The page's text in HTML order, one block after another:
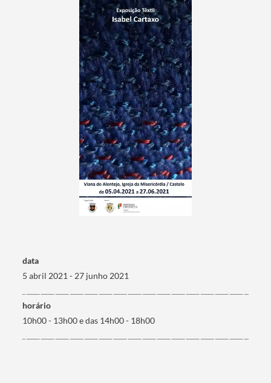
Categorias gerais
data
5 abril 2021 - 27 junho 2021
horário
10h00 - 13h00 e das 14h00 - 18h00